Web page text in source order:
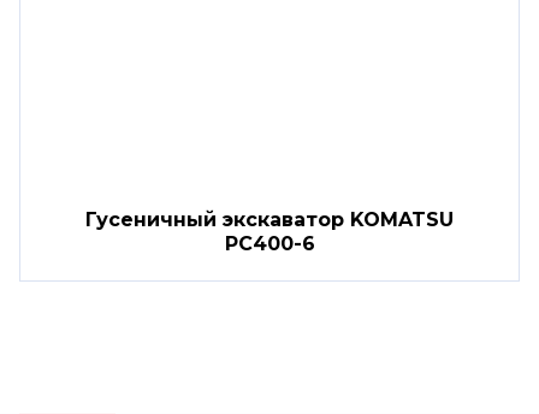
Гусеничный экскаватор KOMATSU
PC400-6